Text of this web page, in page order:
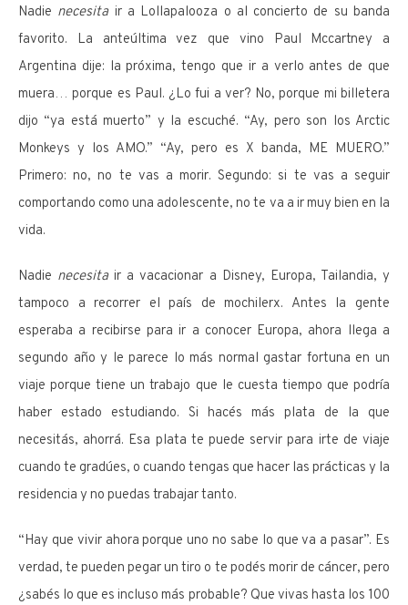
Nadie necesita ir a Lollapalooza o al concierto de su banda
favorito. La anteúltima vez que vino Paul Mccartney a
Argentina dije: la próxima, tengo que ir a verlo antes de que
muera… porque es Paul. ¿Lo fui a ver? No, porque mi billetera
dijo “ya está muerto” y la escuché. “Ay, pero son los Arctic
Monkeys y los AMO.” “Ay, pero es X banda, ME MUERO.”
Primero: no, no te vas a morir. Segundo: si te vas a seguir
comportando como una adolescente, no te va a ir muy bien en la
vida.
Nadie necesita ir a vacacionar a Disney, Europa, Tailandia, y
tampoco a recorrer el país de mochilerx. Antes la gente
esperaba a recibirse para ir a conocer Europa, ahora llega a
segundo año y le parece lo más normal gastar fortuna en un
viaje porque tiene un trabajo que le cuesta tiempo que podría
haber estado estudiando. Si hacés más plata de la que
necesitás, ahorrá. Esa plata te puede servir para irte de viaje
cuando te gradúes, o cuando tengas que hacer las prácticas y la
residencia y no puedas trabajar tanto.
“Hay que vivir ahora porque uno no sabe lo que va a pasar”. Es
verdad, te pueden pegar un tiro o te podés morir de cáncer, pero
¿sabés lo que es incluso más probable? Que vivas hasta los 100